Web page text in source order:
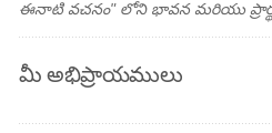
ఈనాటి వచనం" లోని భావన మరియు
మీ అభిప్రాయములు